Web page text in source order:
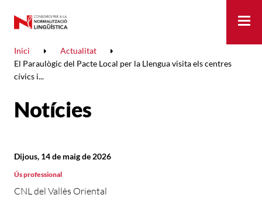
Inici
Actualitat
El Paraulògic del Pacte Local per la Llengua visita els centres
cívics i...
Notícies
CNL del Vallès Oriental
Dijous, 14 de maig de 2026
Ús professional